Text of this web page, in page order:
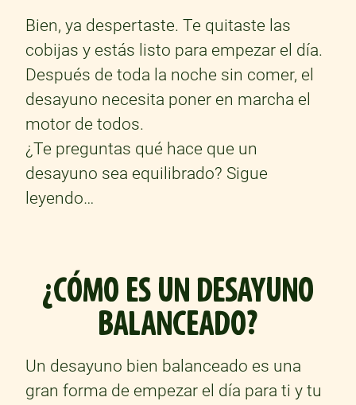
Bien, ya despertaste. Te quitaste las
cobijas y estás listo para empezar el día.
Después de toda la noche sin comer, el
desayuno necesita poner en marcha el
motor de todos.
¿Te preguntas qué hace que un
desayuno sea equilibrado? Sigue
leyendo…
¿CÓMO ES UN DESAYUNO
BALANCEADO?
Un desayuno bien balanceado es una
gran forma de empezar el día para ti y tu